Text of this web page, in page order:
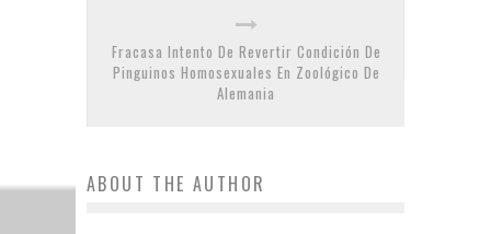
Fracasa Intento De Revertir Condición De
Pinguinos Homosexuales En Zoológico De
Alemania
ABOUT THE AUTHOR